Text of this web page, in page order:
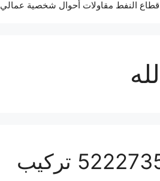
النفط مقاولات أحوال شخصية عمالي
فني تهوية مركزية ميناء عبد الله 52227350 تركيب